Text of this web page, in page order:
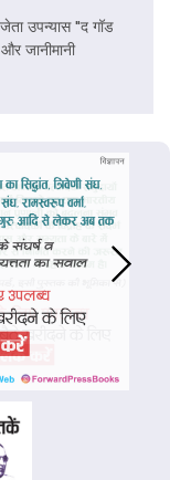
उपन्यास "द गॉड
जानीमानी